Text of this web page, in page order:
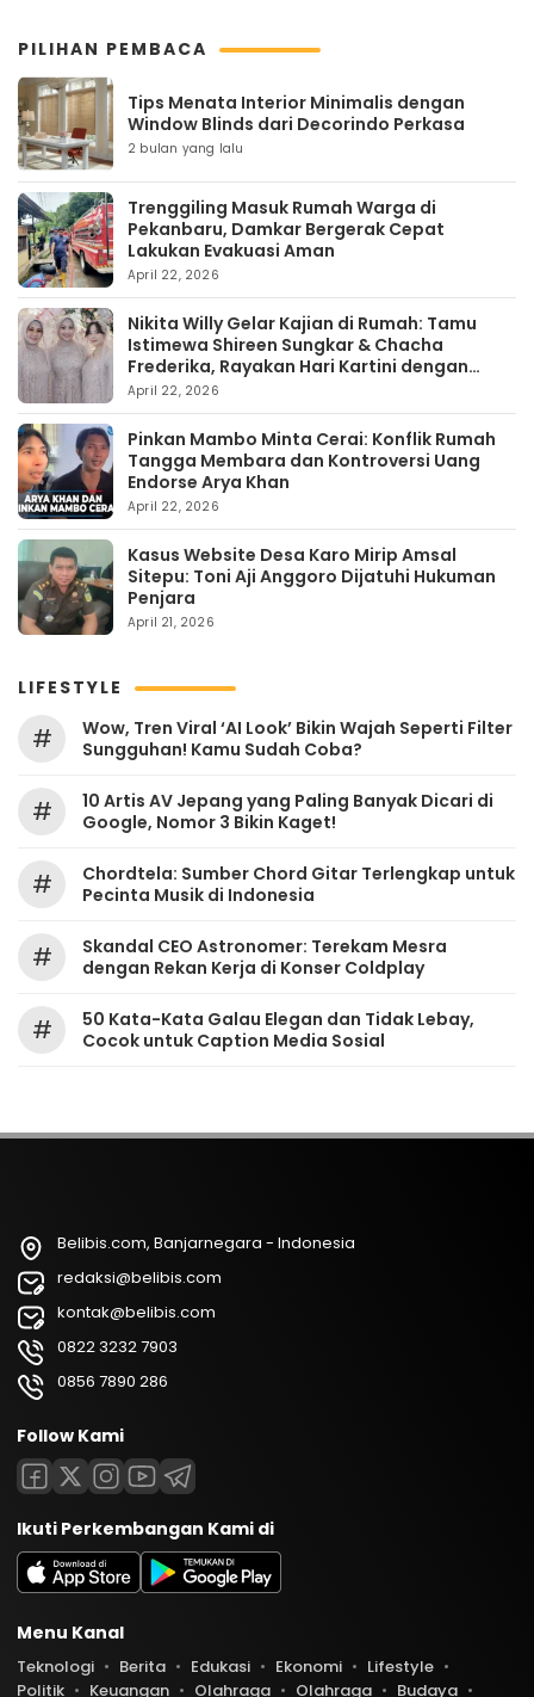
PILIHAN PEMBACA
Tips Menata Interior Minimalis dengan
Window Blinds dari Decorindo Perkasa
2 bulan yang lalu
Trenggiling Masuk Rumah Warga di
Pekanbaru, Damkar Bergerak Cepat
Lakukan Evakuasi Aman
April 22, 2026
Nikita Willy Gelar Kajian di Rumah: Tamu
Istimewa Shireen Sungkar & Chacha
Frederika, Rayakan Hari Kartini dengan
Kehangatan
April 22, 2026
Pinkan Mambo Minta Cerai: Konflik Rumah
Tangga Membara dan Kontroversi Uang
Endorse Arya Khan
April 22, 2026
Kasus Website Desa Karo Mirip Amsal
Sitepu: Toni Aji Anggoro Dijatuhi Hukuman
Penjara
April 21, 2026
LIFESTYLE
#
Wow, Tren Viral ‘AI Look’ Bikin Wajah Seperti Filter
Sungguhan! Kamu Sudah Coba?
#
10 Artis AV Jepang yang Paling Banyak Dicari di
Google, Nomor 3 Bikin Kaget!
#
Chordtela: Sumber Chord Gitar Terlengkap untuk
Pecinta Musik di Indonesia
#
Skandal CEO Astronomer: Terekam Mesra
dengan Rekan Kerja di Konser Coldplay
#
50 Kata-Kata Galau Elegan dan Tidak Lebay,
Cocok untuk Caption Media Sosial
Belibis.com, Banjarnegara - Indonesia
redaksi@belibis.com
kontak@belibis.com
0822 3232 7903
0856 7890 286
Follow Kami
Ikuti Perkembangan Kami di
Menu Kanal
Teknologi Berita Edukasi Ekonomi
Lifestyle
Politik
Keuangan Olahraga Olahraga Budaya